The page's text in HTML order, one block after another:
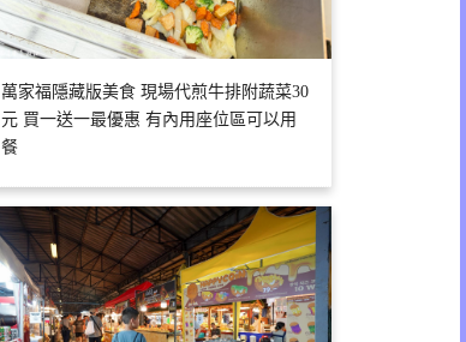
萬家福隱藏版美食 現場代煎牛排附蔬菜30
元 買一送一最優惠 有內用座位區可以用
餐